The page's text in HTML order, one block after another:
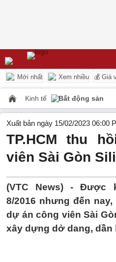
Mới nhất Xem nhiều 💰 Giá
Kinh tế Bất động sản
Xuất bản ngày 15/02/2023 06:00
TP.HCM thu
viên Sài Gòn
(VTC News) -Được
8/2016 nhưng đến
dự án công viên Sài
xây dựng dở dang, dần